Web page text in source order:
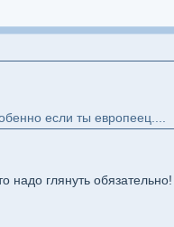
если ты европеец....
надо глянуть